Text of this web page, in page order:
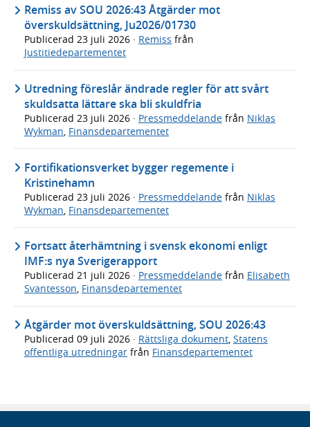
Remiss av SOU 2026:43 Åtgärder mot
överskuldsättning, Ju2026/01730
Publicerad 23 juli 2026 · Remiss från
Justitiedepartementet
Utredning föreslår ändrade regler för att svårt
skuldsatta lättare ska bli skuldfria
Publicerad 23 juli 2026 · Pressmeddelande från Niklas
Wykman, Finansdepartementet
Fortifikationsverket bygger regemente i
Kristinehamn
Publicerad 23 juli 2026 · Pressmeddelande från Niklas
Wykman Finansdepartementet
Fortsatt återhämtning i svensk ekonomi enligt
IMF:s nya Sverigerapport
Publicerad 21 juli 2026 · Pressmeddelande från Elisabeth
Svantesson, Finansdepartementet
Åtgärder mot överskuldsättning, SOU 2026:43
Publicerad 09 juli 2026 · Rättsliga dokument, Statens
offentliga utredningar från Finansdepartementet